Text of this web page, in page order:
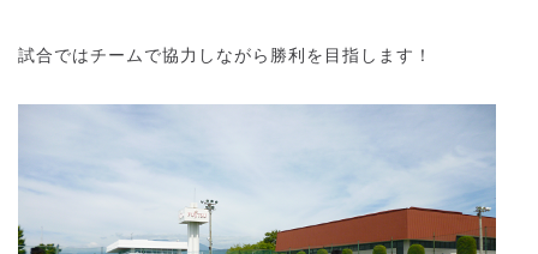
試合ではチームで協力しながら勝利を目指します！